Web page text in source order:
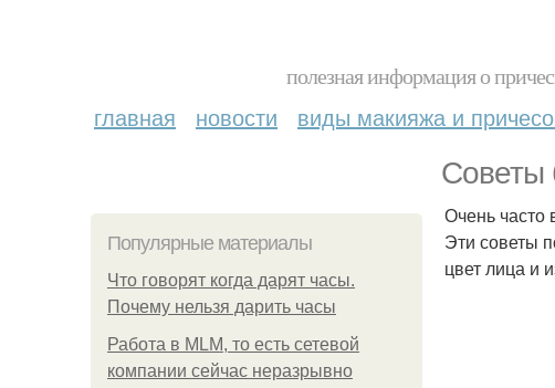
полезная информация о
главная новости виды макияжа и
Советы
Популярные материалы
Что говорят когда дарят часы.
Почему нельзя дарить часы
Работа в MLM, то есть сетевой
компании сейчас неразрывно
Очень часто
Эти советы
цвет лица и